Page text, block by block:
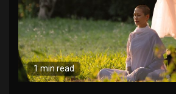
1 min read